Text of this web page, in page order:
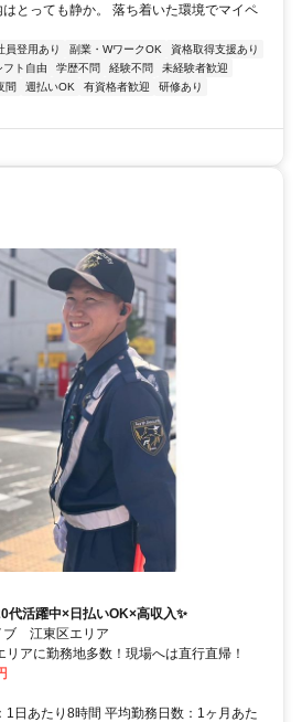
とっても静か。 落ち着いた環境でマイペ
員登用あり 副業・WワークOK
資格取得支援あり
フト自由 学歴不問 経験不問
未経験者歓迎
間 週払いOK 有資格者歓迎
研修あり
代活躍中×日払いOK×高収入✨
ブ 江東区エリア
アに勤務地多数！現場へは直行直帰！
1日あたり8時間 平均勤務日数：1ヶ月あた